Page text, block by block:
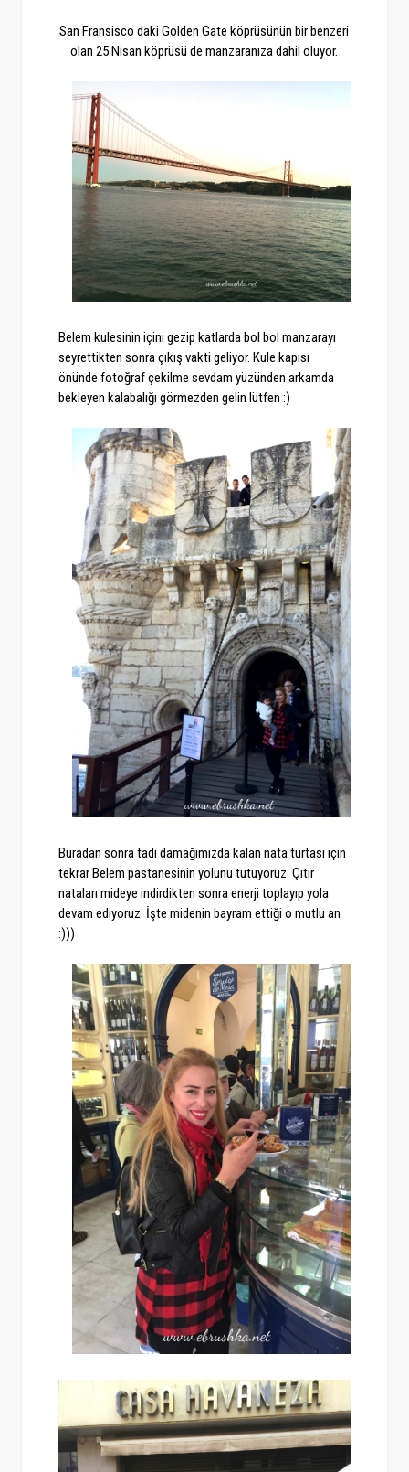
San Fransisco daki Golden Gate köprüsünün bir benzeri
olan 25 Nisan köprüsü de manzaranıza dahil oluyor.
Belem kulesinin içini gezip katlarda bol bol manzarayı
seyrettikten sonra çıkış vakti geliyor. Kule kapısı
önünde fotoğraf çekilme sevdam yüzünden arkamda
bekleyen kalabalığı görmezden gelin lütfen :)
Buradan sonra tadı damağımızda kalan nata turtası için
tekrar Belem pastanesinin yolunu tutuyoruz. Çıtır
nataları mideye indirdikten sonra enerji toplayıp yola
devam ediyoruz. İşte midenin bayram ettiği o mutlu an
:)))